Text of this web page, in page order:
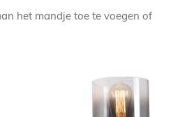
het mandje toe te voegen of